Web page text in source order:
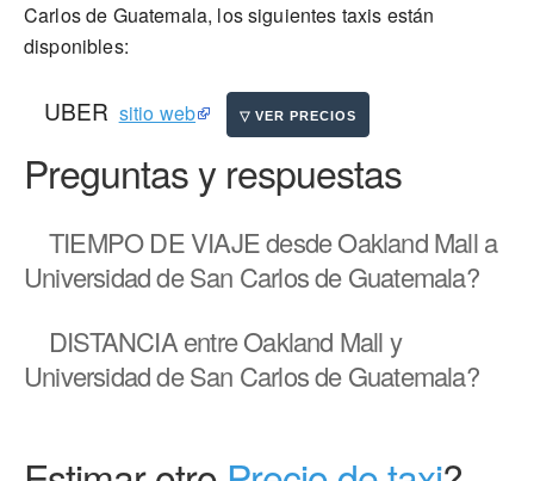
Carlos de Guatemala, los siguientes taxis están
disponibles:
UBER sitio web
Preguntas y respuestas
TIEMPO DE VIAJEdesde Oakland Mall a
Universidad de San Carlos de Guatemala?
DISTANCIAentre Oakland Mall y
Universidad de San Carlos de Guatemala?